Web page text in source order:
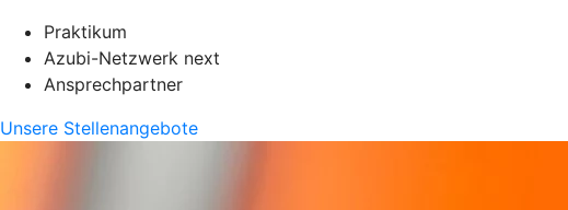
Praktikum
Azubi-Netzwerk next
Ansprechpartner
Unsere Stellenangebote